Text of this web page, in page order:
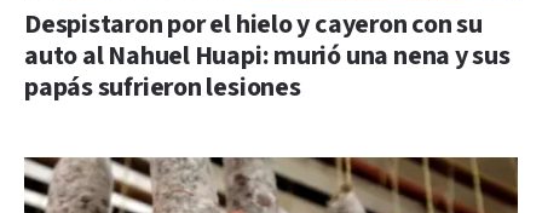
Despistaron por el hielo y cayeron con su
auto al Nahuel Huapi: murió una nena y sus
papás sufrieron lesiones